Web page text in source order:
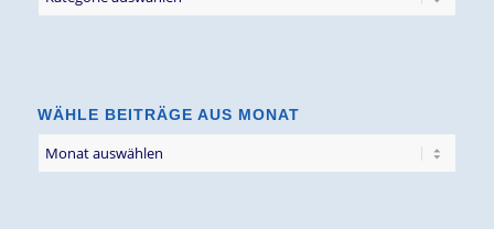
Blogbeiträge
WÄHLE BEITRÄGE AUS MONAT